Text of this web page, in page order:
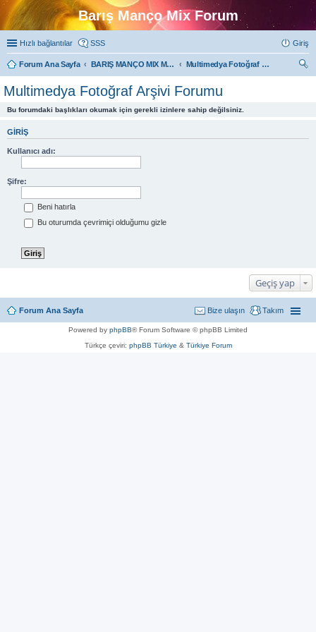
Barış Manço Mix Forum
Hızlı bağlantılar SSS Giriş
Forum Ana Sayfa BARIŞ MANÇO MIX MULTIMEDYA FORUMLARI
Multimedya Fotoğraf Arşivi Forumu
Multimedya Fotoğraf Arşivi Forumu
Bu forumdaki başlıkları okumak için gerekli izinlere sahip değilsiniz.
GIRIŞ
Kullanıcı adı:
Şifre:
Beni hatırla
Bu oturumda çevrimiçi olduğumu gizle
Geçiş yap
Forum Ana Sayfa Takım
Bize ulaşın
Powered by phpBB® Forum Software © phpBB Limited
Türkçe çeviri: phpBB Türkiye & Türkiye Forum